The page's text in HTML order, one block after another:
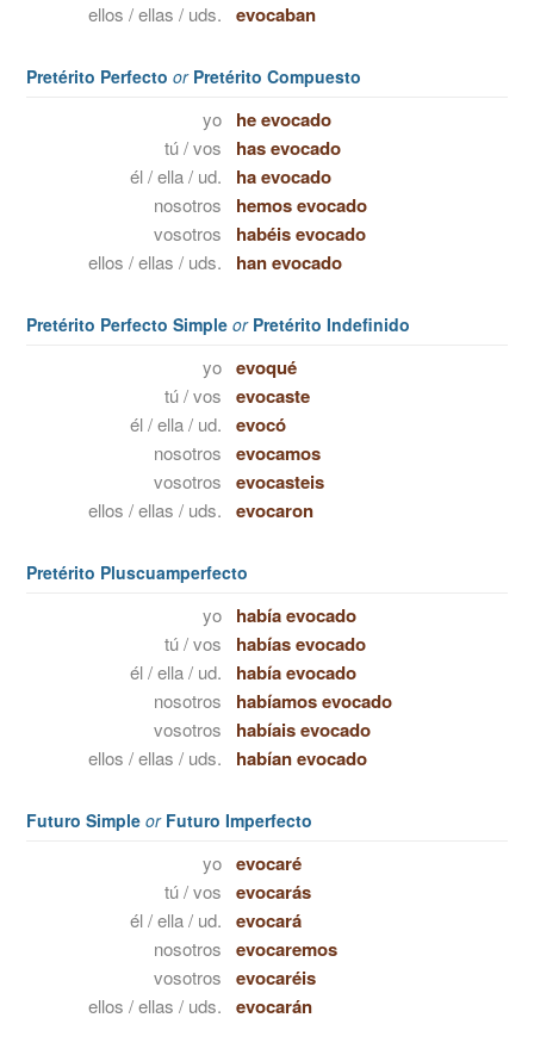
ellos / ellas / uds. evocaban
Pretérito Perfecto orPretérito Compuesto
yo he evocado
tú / vos has evocado
él / ella / ud. ha evocado
nosotros hemos evocado
vosotros habéis evocado
ellos / ellas / uds. han evocado
Pretérito Perfecto Simple orPretérito Indefinido
yo evoqué
tú / vos evocaste
él / ella / ud. evocó
nosotros evocamos
vosotros evocasteis
ellos / ellas / uds. evocaron
Pretérito Pluscuamperfecto
yo había evocado
tú / vos habías evocado
él / ella / ud. había evocado
nosotros habíamos evocado
vosotros habíais evocado
ellos / ellas / uds. habían evocado
Futuro Simple orFuturo Imperfecto
yo evocaré
tú / vos evocarás
él / ella / ud. evocará
nosotros evocaremos
vosotros evocaréis
ellos / ellas / uds. evocarán